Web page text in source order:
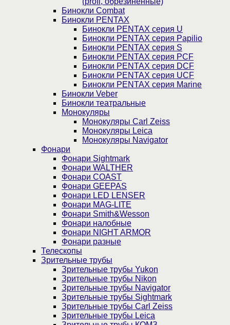
Бинокли Combat
Бинокли PENTAX
Бинокли PENTAX серия U
Бинокли PENTAX серия Papilio
Бинокли PENTAX серия S
Бинокли PENTAX серия PCF
Бинокли PENTAX серия DCF
Бинокли PENTAX серия UCF
Бинокли PENTAX серия Marine
Бинокли Veber
Бинокли театральные
Монокуляры
Монокуляры Carl Zeiss
Монокуляры Leica
Монокуляры Navigator
Фонари
Фонари Sightmark
Фонари WALTHER
Фонари COAST
Фонари GEEPAS
Фонари LED LENSER
Фонари MAG-LITE
Фонари Smith&Wesson
Фонари налобные
Фонари NIGHT ARMOR
Фонари разные
Телескопы
Зрительные трубы
Зрительные трубы Yukon
Зрительные трубы Nikon
Зрительные трубы Navigator
Зрительные трубы Sightmark
Зрительные трубы Carl Zeiss
Зрительные трубы Leica